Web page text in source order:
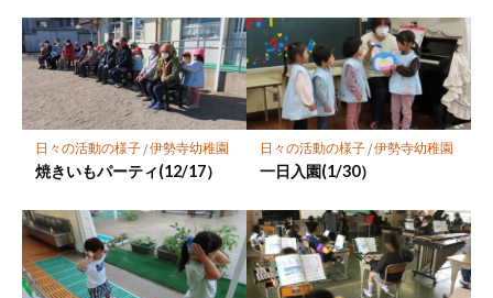
マ
ー
ク
に
保
存
日々の活動の様子/伊勢寺幼稚園
焼きいもパーティ(12/17）
日々の活動の様子/伊勢寺幼稚園
一日入園(1/30）